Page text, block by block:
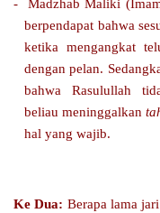
-
Madzhab Maliki
berpendapat bahwa
ketika mengangkat
dengan pelan.
bahwa Rasulullah
beliau meninggalkan
hal yang wajib.
Ke Dua: Berapa lama